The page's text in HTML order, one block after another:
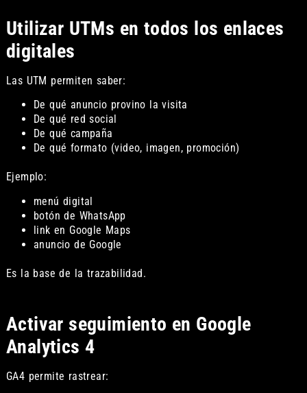
Utilizar UTMs en todos los enlaces
digitales
Las UTM permiten saber:
De qué anuncio provino la visita
De qué red social
De qué campaña
De qué formato (video, imagen, promoción)
Ejemplo:
menú digital
botón de WhatsApp
link en Google Maps
anuncio de Google
Es la base de la trazabilidad.
Activar seguimiento en Google
Analytics 4
GA4 permite rastrear: